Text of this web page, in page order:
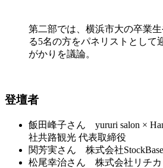
第二部では、横浜市大の卒業
る5名の方をパネリストとして
がかりを議論。
登壇者
飯田峰子さん yururi salon ×
社共路観光 代表取締役
関芳実さん 株式会社
松尾幸治さん 株式会社リチカ